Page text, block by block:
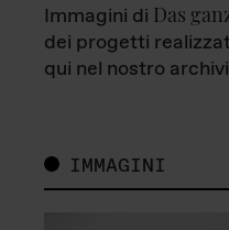
Immagini di Das
dei progetti
qui nel nostro
IMMAGINI